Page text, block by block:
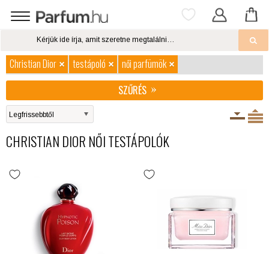
Christian Dior testápoló
női parfümök
SZŰRÉS
CHRISTIAN DIOR NŐI TESTÁPOLÓK